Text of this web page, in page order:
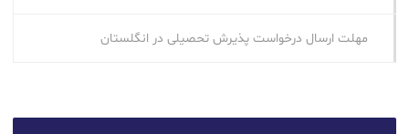
مهلت ارسال درخواست پذیرش تحصیلی در انگلستان